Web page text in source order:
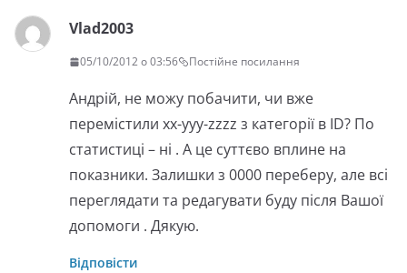
Vlad2003
05/10/2012 о 03:56 Постійне посилання
Андрій, не можу побачити, чи вже
перемістили xx-yyy-zzzz з категорії в ID? По
статистиці – ні . А це суттєво вплине на
показники. Залишки з 0000 переберу, але всі
переглядати та редагувати буду після Вашої
допомоги . Дякую.
Відповісти